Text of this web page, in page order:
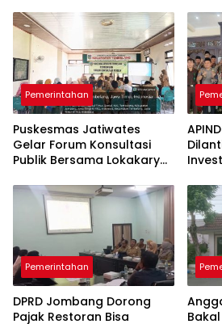
Pemerintahan
Puskesmas Jatiwates
Gelar Forum Konsultasi
Publik Bersama Lokakarya
Tingkatkan Mutu
Pelayanan Kesehatan
Jombang
Pemerintahan
DPRD Jombang Dorong
Pajak Restoran Bisa